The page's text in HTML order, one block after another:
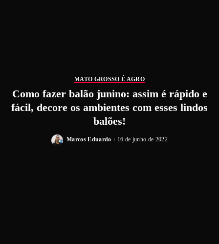
MATO GROSSO É AGRO
Como fazer balão junino: assim é rápido e
fácil, decore os ambientes com esses lindos
balões!
Marcos Eduardo 16 de junho de 2022